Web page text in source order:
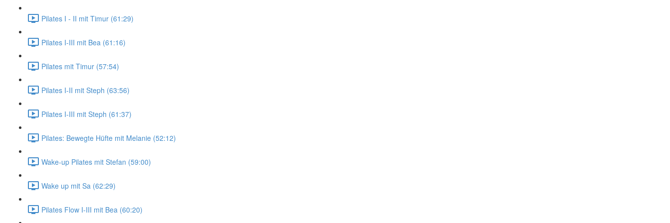
Pilates I - II mit Timur (61:29)
Pilates I-III mit Bea (61:16)
Pilates mit Timur (57:54)
Pilates I-II mit Steph (63:56)
Pilates I-III mit Steph (61:37)
Pilates: Bewegte Hüfte mit Melanie (52:12)
Wake-up Pilates mit Stefan (59:00)
Wake up mit Sa (62:29)
Pilates Flow I-III mit Bea (60:20)